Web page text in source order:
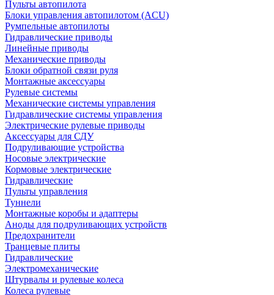
Пульты автопилота
Блоки управления автопилотом (ACU)
Румпельные автопилоты
Гидравлические приводы
Линейные приводы
Механические приводы
Блоки обратной связи руля
Монтажные аксессуары
Рулевые системы
Механические системы управления
Гидравлические системы управления
Электрические рулевые приводы
Аксессуары для СДУ
Подруливающие устройства
Носовые электрические
Кормовые электрические
Гидравлические
Пульты управления
Туннели
Монтажные коробы и адаптеры
Аноды для подруливающих устройств
Предохранители
Транцевые плиты
Гидравлические
Электромеханические
Штурвалы и рулевые колеса
Колеса рулевые